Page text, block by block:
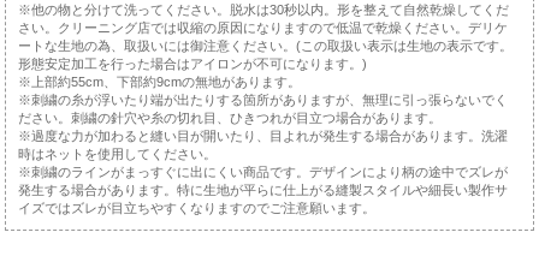
※他の物と分けて洗ってください。脱水は30秒以内。形を整えて自然乾燥してくだ
さい。クリーニング店では収縮の原因になりますので低温で乾燥ください。デリケ
ートな生地の為、取扱いには御注意ください。(この取扱い表示は生地の表示です。
形態安定加工を行った場合はアイロンが不可になります。)
※上部約55cm、下部約9cmの無地があります。
※刺繍の糸が浮いたり端が出たりする箇所がありますが、無理に引っ張らないでく
ださい。刺繍の針穴や糸の切れ目、ひきつれが目立つ場合があります。
※過度な力が加わると縫い目が開いたり、目よれが発生する場合があります。洗濯
時はネットを使用してください。
※刺繍のラインがまっすぐに出にくい商品です。デザインにより柄の途中でズレが
発生する場合があります。特に生地が平らに仕上がる縫製スタイルや細長い製作サ
イズではズレが目立ちやすくなりますのでご注意願います。